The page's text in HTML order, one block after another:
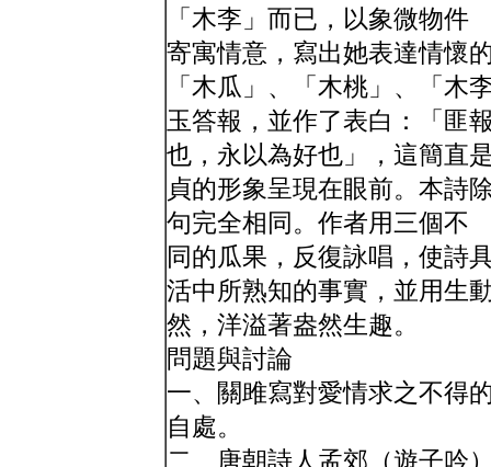
「木李」而已，以象微物件
寄寓情意，寫出她表達情懷
「木瓜」、「木桃」、「木
玉答報，並作了表白：「匪
也，永以為好也」，這簡直
貞的形象呈現在眼前。本詩
句完全相同。作者用三個不
同的瓜果，反復詠唱，使詩
活中所熟知的事實，並用生
然，洋溢著盎然生趣。
問題與討論
一、關雎寫對愛情求之不得
自處。
二、唐朝詩人孟郊（遊子吟